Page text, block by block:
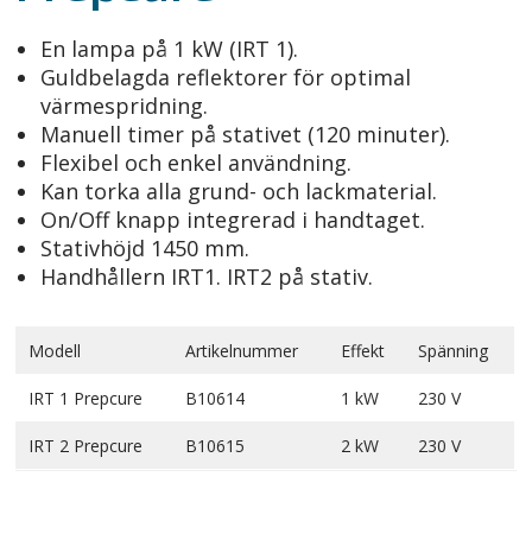
En lampa på 1 kW (IRT 1).
Guldbelagda reflektorer för optimal
värmespridning.
Manuell timer på stativet (120 minuter).
Flexibel och enkel användning.
Kan torka alla grund- och lackmaterial.
On/Off knapp integrerad i handtaget.
Stativhöjd 1450 mm.
Handhållern IRT1. IRT2 på stativ.
Modell Artikelnummer Effekt Spänning
IRT 1 Prepcure B10614 1 kW 230 V
IRT 2 Prepcure B10615 2 kW 230 V